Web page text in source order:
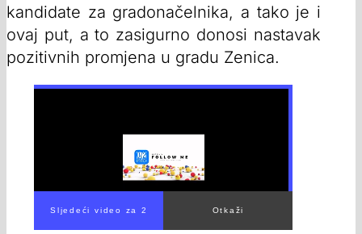
kandidate za gradonačelnika, a tako je i
ovaj put, a to zasigurno donosi nastavak
pozitivnih promjena u gradu Zenica.